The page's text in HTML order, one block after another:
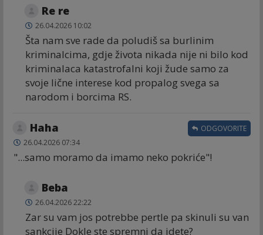
Re re
26.04.2026 10:02
Šta nam sve rade da poludiš sa burlinim
kriminalcima, gdje života nikada nije ni bilo kod
kriminalaca katastrofalni koji žude samo za
svoje lične interese kod propalog svega sa
narodom i borcima RS.
Haha
26.04.2026 07:34
"...samo moramo da imamo neko pokriće"!
ODGOVORITE
Beba
26.04.2026 22:22
Zar su vam jos potrebbe pertle pa skinuli su van
sankcije Dokle ste spremni da idete?